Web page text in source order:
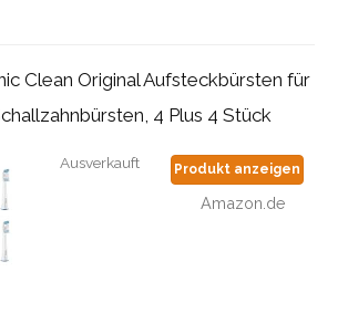
Clean Original Aufsteckbürsten für
4 Plus 4 Stück
Ausverkauft Produkt anzeigen
Amazon.de